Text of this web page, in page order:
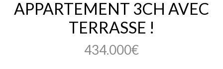
APPARTEMENT 3CH AVEC
TERRASSE !
434.000€